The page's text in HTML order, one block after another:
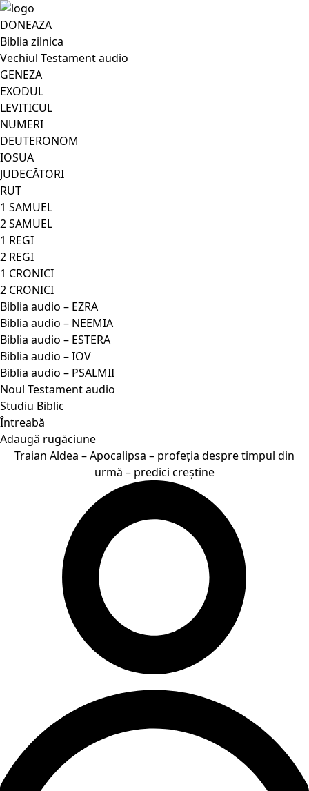
DONEAZA
Biblia zilnica
Vechiul Testament audio
GENEZA
EXODUL
LEVITICUL
NUMERI
DEUTERONOM
IOSUA
JUDECĂTORI
RUT
1 SAMUEL
2 SAMUEL
1 REGI
2 REGI
1 CRONICI
2 CRONICI
Biblia audio – EZRA
Biblia audio – NEEMIA
Biblia audio – ESTERA
Biblia audio – IOV
Biblia audio – PSALMII
Noul Testament audio
Studiu Biblic
Întreabă
Adaugă rugăciune
Traian Aldea – Apocalipsa – profeția despre timpul din
urmă – predici creștine